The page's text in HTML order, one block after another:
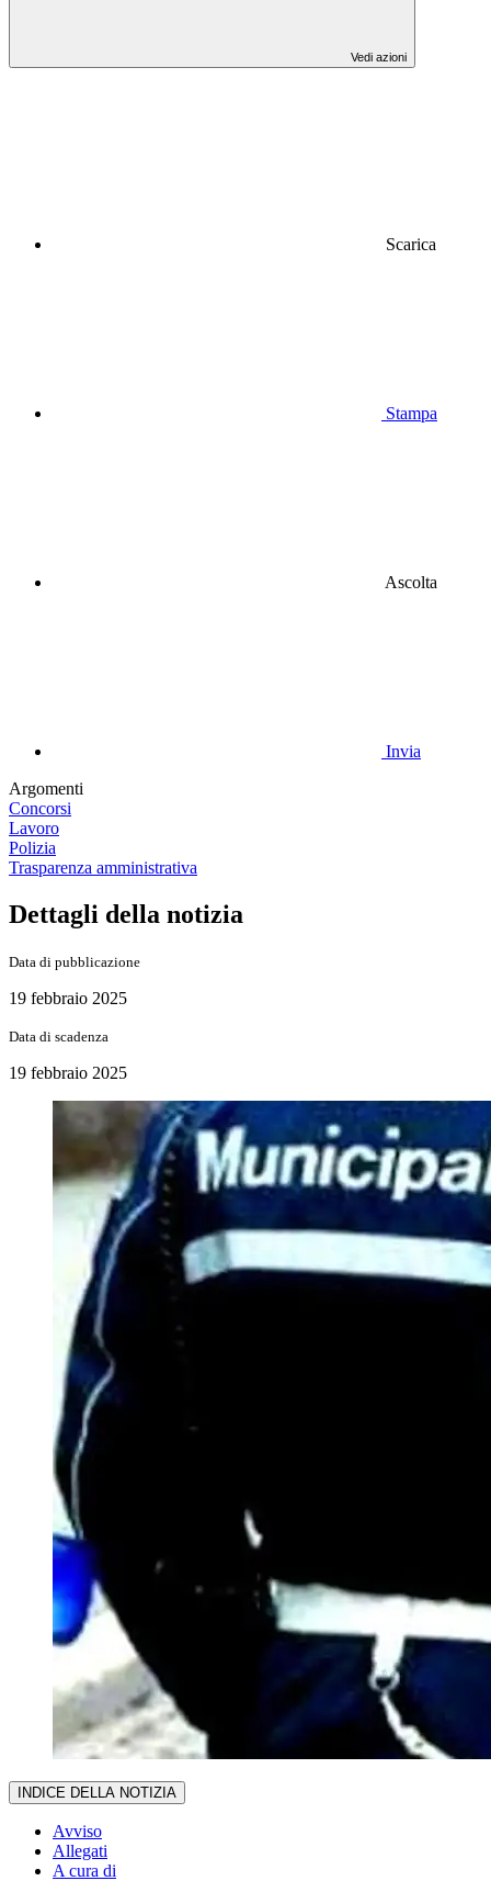
Vedi azioni
Scarica
Stampa
Ascolta
Invia
Argomenti
Concorsi
Lavoro
Polizia
Trasparenza amministrativa
Dettagli della notizia
Data di pubblicazione
19 febbraio 2025
Data di scadenza
19 febbraio 2025
INDICE DELLA NOTIZIA
Avviso
Allegati
A cura di